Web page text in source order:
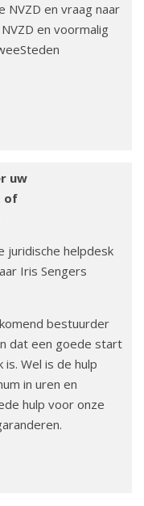
NVZD en vraag naar
en voormalig
uw
of
juridische helpdesk
Iris Sengers
bestuurder
dat een goede start
Wel is de hulp
in uren en
hulp voor onze